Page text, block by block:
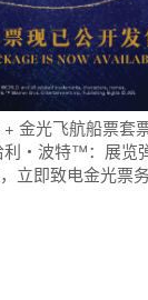
金光飞航船票套
利‧波特™：展览
立即致电金光票